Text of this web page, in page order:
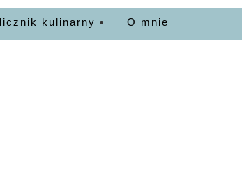
kulinarny O mnie